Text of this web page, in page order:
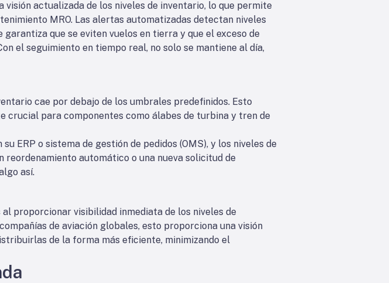
actualizada de los niveles de inventario, lo que permite
MRO. Las alertas automatizadas detectan niveles
que se eviten vuelos en tierra y que el exceso de
el seguimiento en tiempo real, no solo se mantiene al día,
cae por debajo de los umbrales predefinidos. Esto
crucial para componentes como álabes de turbina y tren de
ERP o sistema de gestión de pedidos (OMS), y los niveles de
automático o una nueva solicitud de
así.
proporcionar visibilidad inmediata de los niveles de
de aviación globales, esto proporciona una visión
de la forma más eficiente, minimizando el